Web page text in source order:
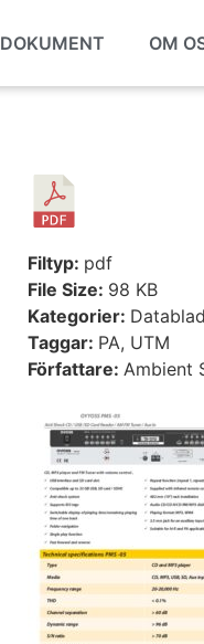
DOKUMENT OM
Filtyp: pdf
File Size: 98 KB
Kategorier: Datablad
Taggar: PA, UTM
Författare: Ambient